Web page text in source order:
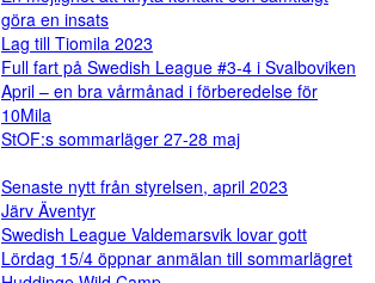
göra en insats
Lag till Tiomila 2023
Full fart på Swedish League #3-4 i Svalboviken
April – en bra vårmånad i förberedelse för
10Mila
StOF:s sommarläger 27-28 maj
Senaste nytt från styrelsen, april 2023
Järv Äventyr
Swedish League Valdemarsvik lovar gott
Lördag 15/4 öppnar anmälan till sommarlägret